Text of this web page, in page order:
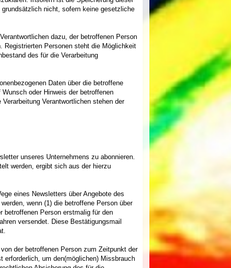
grundsätzlich nicht, sofern keine gesetzliche
dazu, der betroffenen Person
Registrierten Personen steht die Möglichkeit
des für die Verarbeitung
Daten über die betroffene
oder Hinweis der betroffenen
Verantwortlichen stehen der
unseres Unternehmens zu abonnieren.
werden, ergibt sich aus der hierzu
eines Newsletters über Angebote des
wenn (1) die betroffene Person über
betroffenen Person erstmalig für den
versendet. Diese Bestätigungsmail
der betroffenen Person zum Zeitpunkt der
erforderlich, um den(möglichen) Missbrauch